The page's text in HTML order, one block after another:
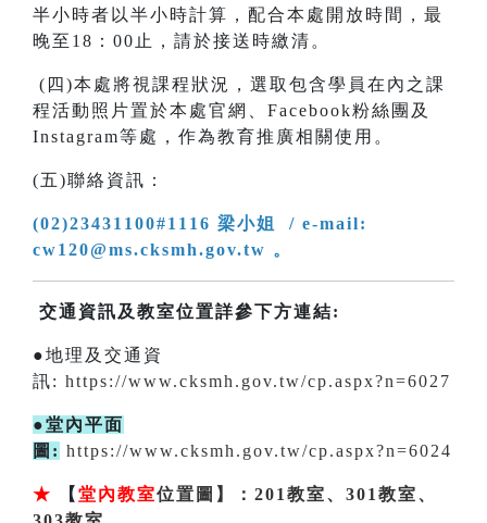
半小時者以半小時計算，配合本處開放時間，最
晚至18：00止，請於接送時繳清。
(四)本處將視課程狀況，選取包含學員在內之課
程活動照片置於本處官網、Facebook粉絲團及
Instagram等處，作為教育推廣相關使用。
(五)聯絡資訊：
(02)23431100#1116 梁小姐 / e-mail:
cw120@ms.cksmh.gov.tw 。
交通資訊及教室位置詳參下方連結:
●地理及交通資
訊: https://www.cksmh.gov.tw/cp.aspx?n=6027
●堂內平面
圖: https://www.cksmh.gov.tw/cp.aspx?n=6024
★ 【 堂內教室位置圖】：201教室、301教室、